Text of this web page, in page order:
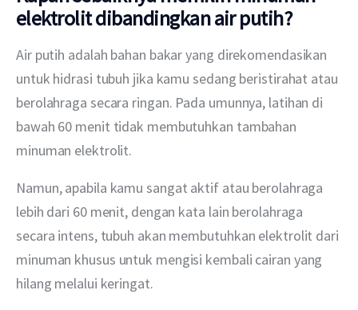
elektrolit dibandingkan air putih?
Air putih adalah bahan bakar yang direkomendasikan
untuk hidrasi tubuh jika kamu sedang beristirahat atau
berolahraga secara ringan. Pada umunnya, latihan di
bawah 60 menit tidak membutuhkan tambahan
minuman elektrolit.
Namun, apabila kamu sangat aktif atau berolahraga
lebih dari 60 menit, dengan kata lain berolahraga
secara intens, tubuh akan membutuhkan elektrolit dari
minuman khusus untuk mengisi kembali cairan yang
hilang melalui keringat.